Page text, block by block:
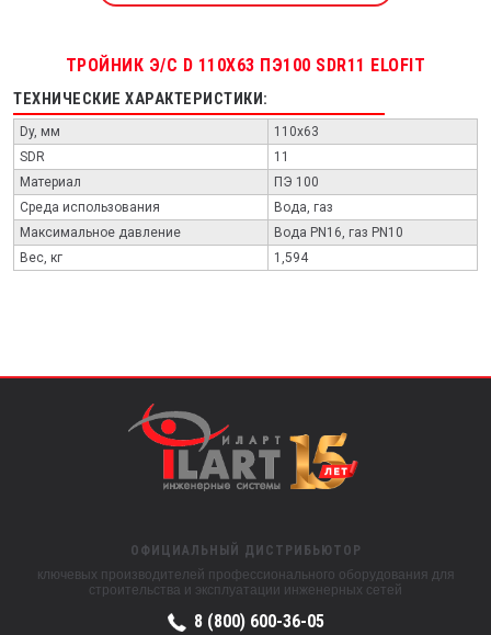
ТРОЙНИК Э/С D 110Х63 ПЭ100 SDR11 ELOFIT
ТЕХНИЧЕСКИЕ ХАРАКТЕРИСТИКИ:
Dy, мм
110х63
SDR
11
Материал
ПЭ 100
Среда использования
Вода, газ
Максимальное давление
Вода PN16, газ PN10
Вес, кг
1,594
ОФИЦИАЛЬНЫЙ ДИСТРИБЬЮТОР
ключевых производителей профессионального оборудования для
строительства и эксплуатации инженерных сетей
8 (800) 600-36-05